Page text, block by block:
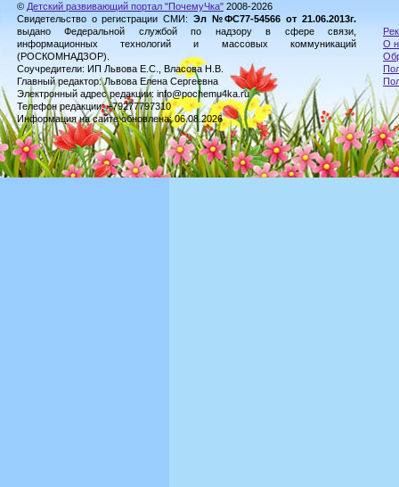
© Детский развивающий портал "ПочемуЧка" 2008-2026
Свидетельство о регистрации СМИ: Эл №ФС77-54566 от 21.06.2013г.
выдано Федеральной службой по надзору в сфере связи,
информационных технологий и массовых коммуникаций
(РОСКОМНАДЗОР).
Соучредители: ИП Львова Е.С., Власова Н.В.
Главный редактор: Львова Елена Сергеевна
Электронный адрес редакции: info@pochemu4ka.ru
Телефон редакции: +79277797310
Информация на сайте обновлена: 06.08.2026
О